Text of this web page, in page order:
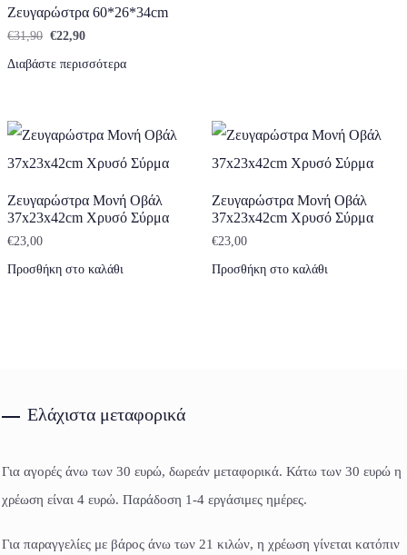
Ζευγαρώστρα 60*26*34cm
€31,90 Original price was: €31,90.
€22,90Η τρέχουσα τιμή είναι: €22,90.
Διαβάστε περισσότερα
Ζευγαρώστρα Μονή Οβάλ
37x23x42cm Χρυσό Σύρμα
€23,00
Προσθήκη στο καλάθι
Ζευγαρώστρα Μονή Οβάλ
37x23x42cm Χρυσό Σύρμα
€23,00
Προσθήκη στο καλάθι
Ελάχιστα μεταφορικά
Για αγορές άνω των 30 ευρώ, δωρεάν μεταφορικά. Κάτω των 30 ευρώ η
χρέωση είναι 4 ευρώ. Παράδοση 1-4 εργάσιμες ημέρες.
Για παραγγελίες με βάρος άνω των 21 κιλών, η χρέωση γίνεται κατόπιν